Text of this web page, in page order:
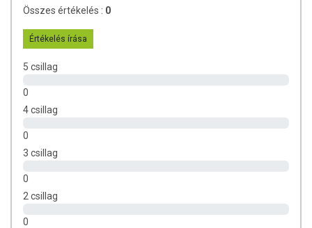
Összes értékelés : 0
Értékelés írása
5 csillag
0
4 csillag
0
3 csillag
0
2 csillag
0